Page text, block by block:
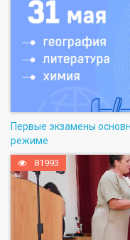
Первые экзамены
режиме
81993